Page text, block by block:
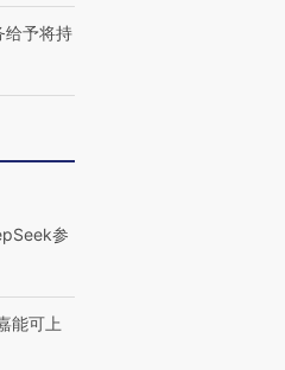
度Z世代 用街头抗争将教
育部长拱下台
给予将持
参
能可上